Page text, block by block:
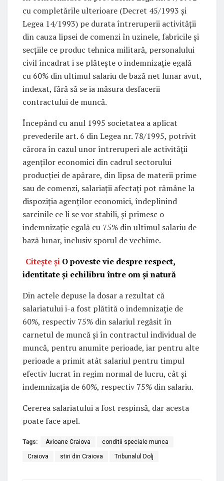
cu completările ulterioare (Decret 45/1993 și
Legea 14/1993) pe durata întreruperii activității
din cauza lipsei de comenzi în uzinele, fabricile și
secțiile ce produc tehnica militară, personalului
civil încadrat i se plătește o indemnizație egală
cu 60% din ultimul salariu de bază net lunar avut,
indexat, fără să se ia măsura desfacerii
contractului de muncă.
Începând cu anul 1995 societatea a aplicat
prevederile art. 6 din Legea nr. 78/1995, potrivit
cărora în cazul unor întreruperi ale activității
agenţilor economici din cadrul sectorului
producţiei de apărare, din lipsa de materii prime
sau de comenzi, salariaţii afectaţi pot rămâne la
dispoziţia agenţilor economici, îndeplinind
sarcinile ce li se vor stabili, și primesc o
indemnizaţie egală cu 75% din ultimul salariu de
bază lunar, inclusiv sporul de vechime.
Citește și O poveste vie despre respect,
identitate și echilibru între om și natură
Din actele depuse la dosar a rezultat că
salariatului i-a fost plătită o indemnizație de
60%, respectiv 75% din salariul regăsit în
carnetul de muncă și în contractul individual de
muncă, pentru anumite perioade, iar pentru alte
perioade a primit atât salariul pentru timpul
efectiv lucrat în regim normal de lucru, cât şi
indemnizaţia de 60%, respectiv 75% din salariu.
Cererea salariatului a fost respinsă, dar acesta
poate face apel.
Tags: Avioane Craiova conditii speciale munca
Craiova stiri din Craiova Tribunalul Dolj